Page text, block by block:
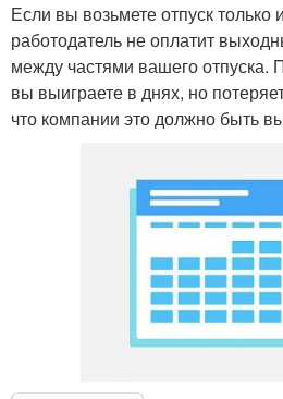
Если вы возьмете отпуск только
работодатель не оплатит
между частями вашего отпуска.
вы выиграете в днях, но
что компании это должно быть